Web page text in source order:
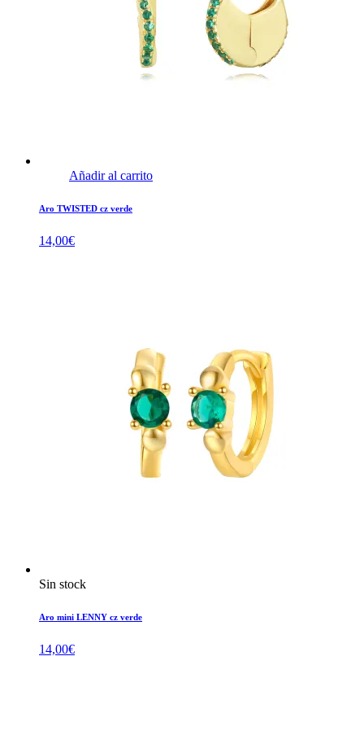
Añadir al carrito
Aro TWISTED cz verde
14,00€
Sin stock
Aro mini LENNY cz verde
14,00€